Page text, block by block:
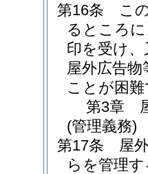
第16条
こ
るところ
印を受け
屋外広告
ことが困
第3章
(管理義務)
第17条
屋
らを管理